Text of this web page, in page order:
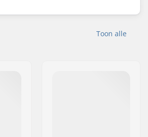
Toon alle